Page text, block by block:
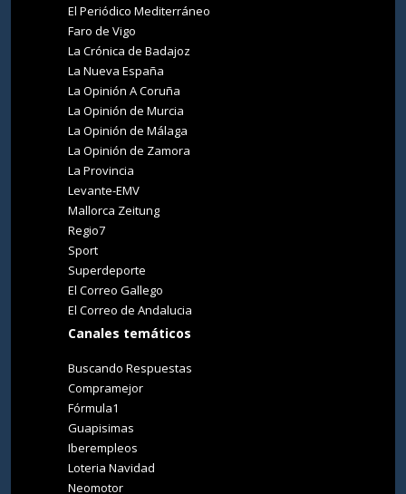
El Periódico Mediterráneo
Faro de Vigo
La Crónica de Badajoz
La Nueva España
La Opinión A Coruña
La Opinión de Murcia
La Opinión de Málaga
La Opinión de Zamora
La Provincia
Levante-EMV
Mallorca Zeitung
Regio7
Sport
Superdeporte
El Correo Gallego
El Correo de Andalucia
Canales temáticos
Buscando Respuestas
Compramejor
Fórmula1
Guapisimas
Iberempleos
Loteria Navidad
Neomotor